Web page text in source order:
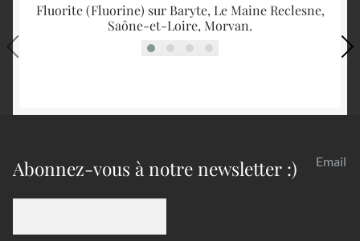
Fluorite (Fluorine) sur Baryte, Le Maine Reclesne,
Saône-et-Loire, Morvan.
Abonnez-vous à notre newsletter :) Email